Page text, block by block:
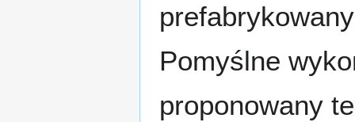
Pomyślne
proponowany